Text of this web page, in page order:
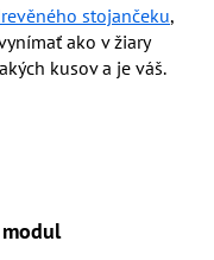
stojančeku,
ako v žiary
kusov a je váš.